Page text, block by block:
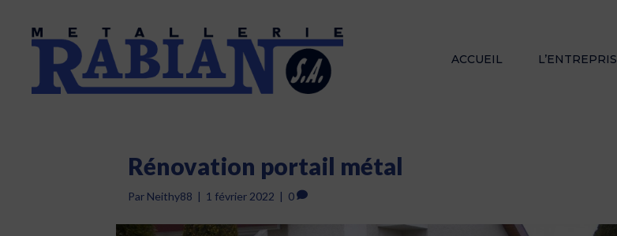
ACCUEIL
Rénovation portail métal
Par Neithy88 | 1 février 2022 | 0